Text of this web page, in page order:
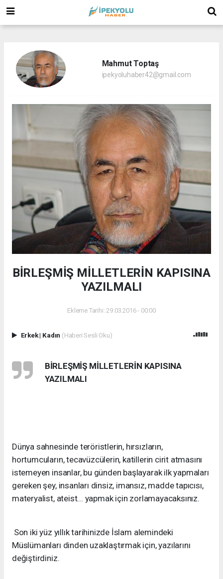
Mahmut Toptaş
ipekyoluhaber42@gmail.com
BİRLEŞMİŞ MİLLETLERİN KAPISINA
YAZILMALI
Ekleme Tarihi: 29.03.2016 - 00:00
Erkek| Kadın (Haberi Sesli Oku)
BİRLEŞMİŞ MİLLETLERİN KAPISINA
YAZILMALI
Dünya sahnesinde teröristlerin, hırsızların,
hortumcuların, tecavüzcülerin, katillerin cirit atmasını
istemeyen insanlar, bu günden başlayarak ilk yapmaları
gereken şey, insanları dinsiz, imansız, madde tapıcısı,
materyalist, ateist... yapmak için zorlamayacaksınız.
Son iki yüz yıllık tarihinizde İslam alemindeki
Müslümanları dinden uzaklaştırmak için, yazılarını
değiştirdiniz.